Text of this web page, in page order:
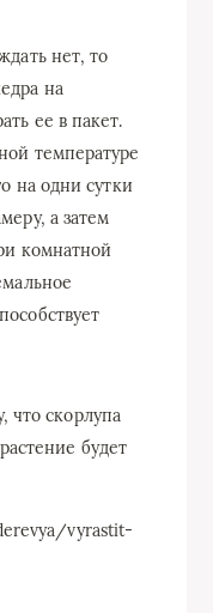
нет, то
на
ее в пакет.
температуре
на одни сутки
а затем
комнатной
что скорлупа
будет
vyrastit-